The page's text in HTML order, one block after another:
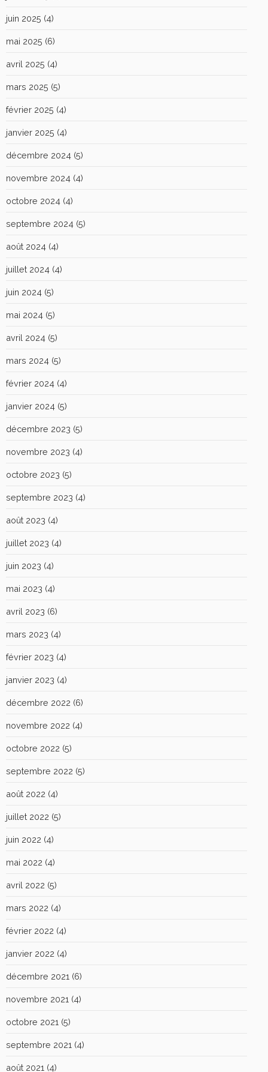
juin 2025 (4)
mai 2025 (6)
avril 2025 (4)
mars 2025 (5)
février 2025 (4)
janvier 2025 (4)
décembre 2024 (5)
novembre 2024 (4)
octobre 2024 (4)
septembre 2024 (5)
août 2024 (4)
juillet 2024 (4)
juin 2024 (5)
mai 2024 (5)
avril 2024 (5)
mars 2024 (5)
février 2024 (4)
janvier 2024 (5)
décembre 2023 (5)
novembre 2023 (4)
octobre 2023 (5)
septembre 2023 (4)
août 2023 (4)
juillet 2023 (4)
juin 2023 (4)
mai 2023 (4)
avril 2023 (6)
mars 2023 (4)
février 2023 (4)
janvier 2023 (4)
décembre 2022 (6)
novembre 2022 (4)
octobre 2022 (5)
septembre 2022 (5)
août 2022 (4)
juillet 2022 (5)
juin 2022 (4)
mai 2022 (4)
avril 2022 (5)
mars 2022 (4)
février 2022 (4)
janvier 2022 (4)
décembre 2021 (6)
novembre 2021 (4)
octobre 2021 (5)
septembre 2021 (4)
août 2021 (4)